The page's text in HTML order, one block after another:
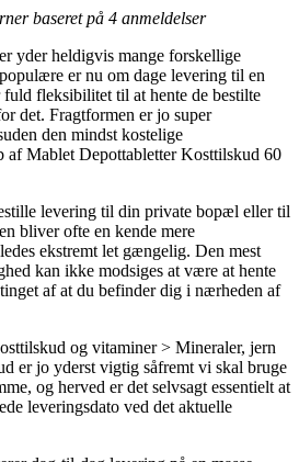
baseret på 4 anmeldelser
yder heldigvis mange forskellige
er nu om dage levering til en
fleksibilitet til at hente de bestilte
det. Fragtformen er jo super
den mindst kostelige
af Mablet Depottabletter Kosttilskud 60
levering til din private bopæl eller til
bliver ofte en kende mere
ekstremt let gængelig. Den mest
kan ikke modsiges at være at hente
af at du befinder dig i nærheden af
og vitaminer > Mineraler, jern
er jo yderst vigtig såfremt vi skal bruge
og herved er det selvsagt essentielt at
leveringsdato ved det aktuelle